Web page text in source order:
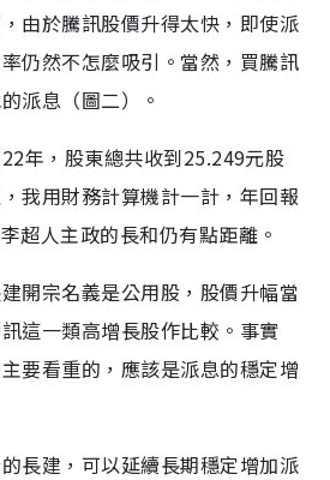
由於騰訊股價升得太快，即使派
仍然不怎麼吸引。當然，買騰訊
派息（圖二）。
年，股東總共收到25.249元股
我用財務計算機計一計，年回報
超人主政的長和仍有點距離。
開宗名義是公用股，股價升幅當
這一類高增長股作比較。事實
要看重的，應該是派息的穩定增
長建，可以延續長期穩定增加派